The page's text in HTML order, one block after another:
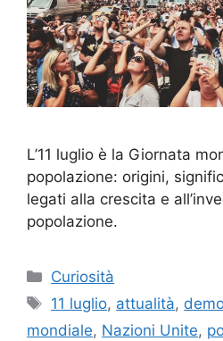
L’11 luglio è la Giornata
popolazione: origini,
legati alla crescita e
popolazione.
Categorie
Curiosità
Tag
11 luglio, attualità,
mondiale, Nazioni Unite,